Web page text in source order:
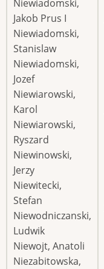
Niewiadomski,
Jakob Prus I
Niewiadomski,
Stanislaw
Niewiadomski,
Jozef
Niewiarowski,
Karol
Niewiarowski,
Ryszard
Niewinowski,
Jerzy
Niewitecki,
Stefan
Niewodniczanski,
Ludwik
Niewojt, Anatoli
Niezabitowska,